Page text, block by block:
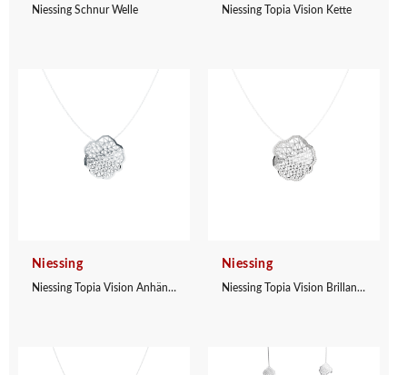
Niessing Schnur Welle Niessing Topia Vision Kette
Niessing
Niessing Topia Vision Anhänger
Niessing
Niessing Topia Vision Brillant Anhänger